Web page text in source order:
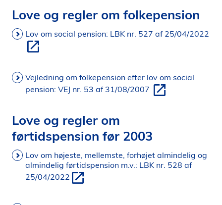
Love og regler om folkepension
Lov om social pension: LBK nr. 527 af 25/04/2022
Vejledning om folkepension efter lov om social
pension: VEJ nr. 53 af 31/08/2007
Love og regler om
førtidspension før 2003
Lov om højeste, mellemste, forhøjet almindelig og
almindelig førtidspension m.v.: LBK nr. 528 af
25/04/2022